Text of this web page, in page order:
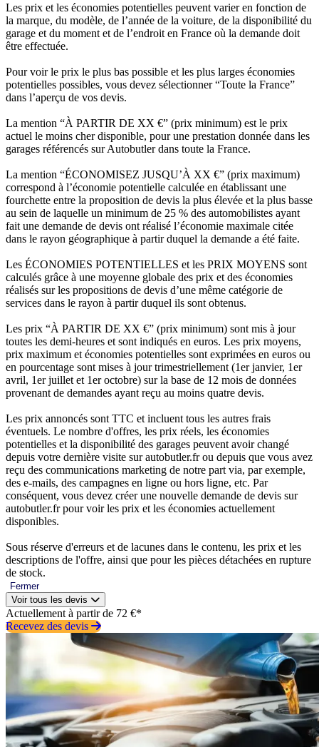
Les prix et les économies potentielles peuvent varier en fonction de
la marque, du modèle, de l’année de la voiture, de la disponibilité du
garage et du moment et de l’endroit en France où la demande doit
être effectuée.
Pour voir le prix le plus bas possible et les plus larges économies
potentielles possibles, vous devez sélectionner “Toute la France”
dans l’aperçu de vos devis.
La mention “À PARTIR DE XX €” (prix minimum) est le prix
actuel le moins cher disponible, pour une prestation donnée dans les
garages référencés sur Autobutler dans toute la France.
La mention “ÉCONOMISEZ JUSQU’À XX €” (prix maximum)
correspond à l’économie potentielle calculée en établissant une
fourchette entre la proposition de devis la plus élevée et la plus basse
au sein de laquelle un minimum de 25 % des automobilistes ayant
fait une demande de devis ont réalisé l’économie maximale citée
dans le rayon géographique à partir duquel la demande a été faite.
Les ÉCONOMIES POTENTIELLES et les PRIX MOYENS sont
calculés grâce à une moyenne globale des prix et des économies
réalisés sur les propositions de devis d’une même catégorie de
services dans le rayon à partir duquel ils sont obtenus.
Les prix “À PARTIR DE XX €” (prix minimum) sont mis à jour
toutes les demi-heures et sont indiqués en euros. Les prix moyens,
prix maximum et économies potentielles sont exprimées en euros ou
en pourcentage sont mises à jour trimestriellement (1er janvier, 1er
avril, 1er juillet et 1er octobre) sur la base de 12 mois de données
provenant de demandes ayant reçu au moins quatre devis.
Les prix annoncés sont TTC et incluent tous les autres frais
éventuels. Le nombre d'offres, les prix réels, les économies
potentielles et la disponibilité des garages peuvent avoir changé
depuis votre dernière visite sur autobutler.fr ou depuis que vous avez
reçu des communications marketing de notre part via, par exemple,
des e-mails, des campagnes en ligne ou hors ligne, etc. Par
conséquent, vous devez créer une nouvelle demande de devis sur
autobutler.fr pour voir les prix et les économies actuellement
disponibles.
Sous réserve d'erreurs et de lacunes dans le contenu, les prix et les
descriptions de l'offre, ainsi que pour les pièces détachées en rupture
de stock.
Fermer
Voir tous les devis
Actuellement à partir de 72 €*
Recevez des devis